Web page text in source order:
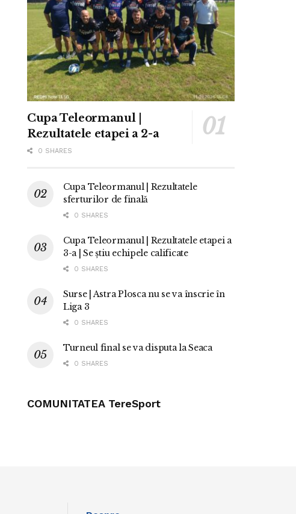
Cupa Teleormanul |
Rezultatele etapei a 2-a
0 SHARES
Cupa Teleormanul | Rezultatele
sferturilor de finală
0 SHARES
Cupa Teleormanul | Rezultatele etapei a
3-a | Se știu echipele calificate
0 SHARES
Surse | Astra Plosca nu se va înscrie în
Liga 3
0 SHARES
Turneul final se va disputa la Seaca
0 SHARES
COMUNITATEA TereSport